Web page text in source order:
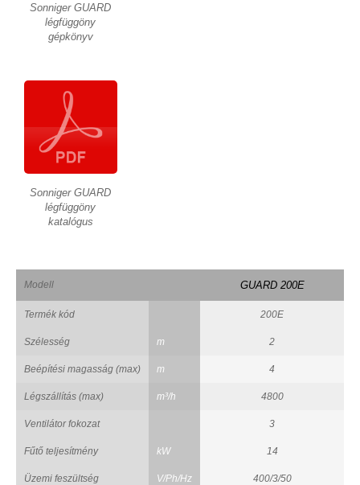
Sonniger GUARD
légfüggöny
gépkönyv
Sonniger GUARD
légfüggöny
katalógus
Modell GUARD 200E
Termék kód 200E
Szélesség m 2
Beépítési magasság (max) m 4
Légszállítás (max) m³/h 4800
Ventilátor fokozat 3
Fűtő teljesítmény kW 14
Üzemi feszültség V/Ph/Hz 400/3/50